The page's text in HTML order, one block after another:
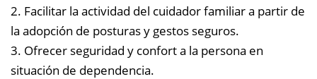
2. Facilitar la actividad del cuidador familiar a partir de
la adopción de posturas y gestos seguros.
3. Ofrecer seguridad y confort a la persona en
situación de dependencia.